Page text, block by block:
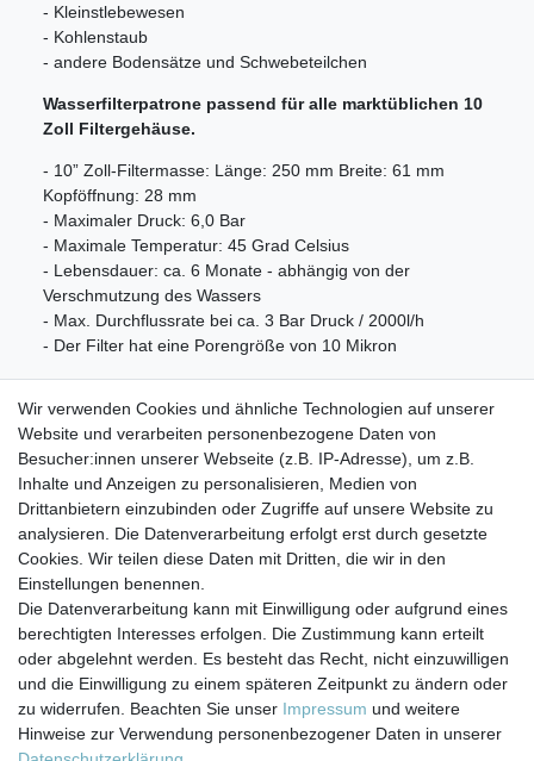
- Kleinstlebewesen
- Kohlenstaub
- andere Bodensätze und Schwebeteilchen
Wasserfilterpatrone passend für alle marktüblichen 10
Zoll Filtergehäuse.
- 10” Zoll-Filtermasse: Länge: 250 mm Breite: 61 mm
Kopföffnung: 28 mm
- Maximaler Druck: 6,0 Bar
- Maximale Temperatur: 45 Grad Celsius
- Lebensdauer: ca. 6 Monate - abhängig von der
Verschmutzung des Wassers
- Max. Durchflussrate bei ca. 3 Bar Druck / 2000l/h
- Der Filter hat eine Porengröße von 10 Mikron
Lieferumfang:
4x 10" Faltenfilter / Lamellenfilter (Pleated Polyester)
10 µm Sediment Wasserfilter
Impressum Daten­schutz­erklärung AGB
Barrierefreiheitserklärung Widerrufs­recht
Wir verwenden Cookies und ähnliche Technologien auf unserer
Website und verarbeiten personenbezogene Daten von
Besucher:innen unserer Webseite (z.B. IP-Adresse), um z.B.
Inhalte und Anzeigen zu personalisieren, Medien von
Drittanbietern einzubinden oder Zugriffe auf unsere Website zu
analysieren. Die Datenverarbeitung erfolgt erst durch gesetzte
Cookies. Wir teilen diese Daten mit Dritten, die wir in den
Einstellungen benennen.
Die Datenverarbeitung kann mit Einwilligung oder aufgrund eines
berechtigten Interesses erfolgen. Die Zustimmung kann erteilt
oder abgelehnt werden. Es besteht das Recht, nicht einzuwilligen
und die Einwilligung zu einem späteren Zeitpunkt zu ändern oder
zu widerrufen. Beachten Sie unser Impressum und weitere
Hinweise zur Verwendung personenbezogener Daten in unserer